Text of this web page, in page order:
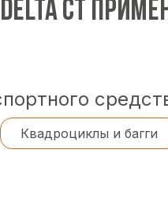
CT
Квадроциклы и багги